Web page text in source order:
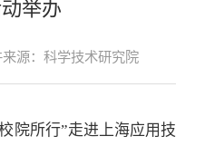
举办
来源：科学技术研究院
院所行”走进上海应用技